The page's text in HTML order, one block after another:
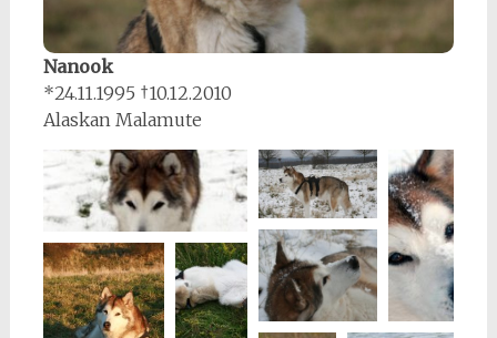
Nanook
*24.11.1995 †10.12.2010
Alaskan Malamute